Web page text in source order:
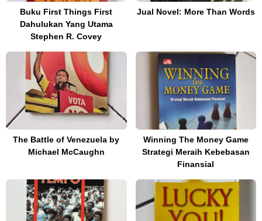
Buku First Things First
Dahulukan Yang Utama
Stephen R. Covey
Jual Novel: More Than Words
The Battle of Venezuela by
Michael McCaughn
Winning The Money Game
Strategi Meraih Kebebasan
Finansial